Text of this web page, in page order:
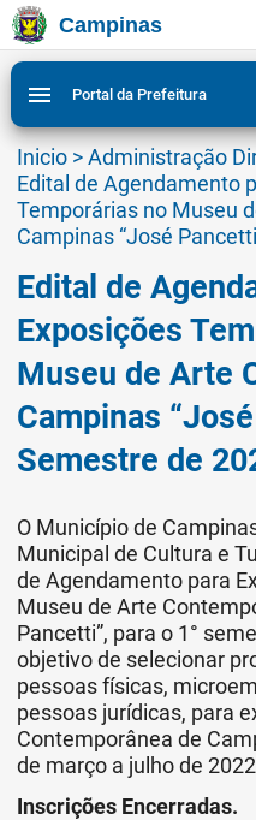
Ir para conteudo
Ir para menu do site da
Ligar/Desligar
Campinas
menu Portal da Prefeitura
Inicio>Administração
Edital de Agendamento
Temporárias no Museu
Campinas “José
Edital de
Exposições
Museu de Arte
Campinas
Semestre de
O Município de
Municipal de Cultura e
de Agendamento para
Museu de Arte
Pancetti”, para o 1°
objetivo de selecionar
pessoas físicas,
pessoas jurídicas, para
Contemporânea de
de março a julho de
Inscrições Encerradas.